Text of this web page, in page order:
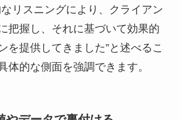
リスニングにより、クライアン
把握し、それに基づいて効果的
を提供してきました”と述べるこ
体的な側面を強調できます。